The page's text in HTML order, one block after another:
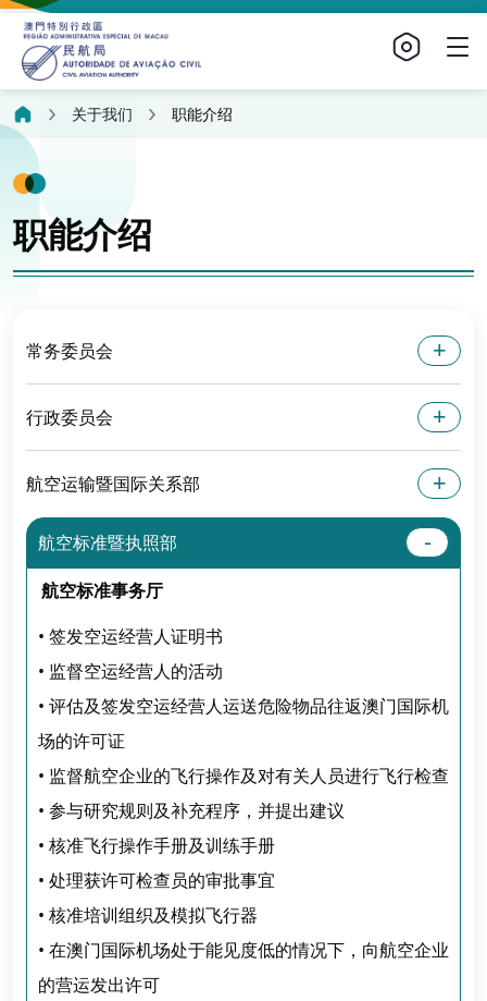
关于我们 职能介绍
职能介绍
常务委员会
行政委员会
航空运输暨国际关系部
航空标准暨执照部
航空标准事务厅
• 签发空运经营人证明书
• 监督空运经营人的活动
• 评估及签发空运经营人运送危险物品往返澳门国际机
场的许可证
• 监督航空企业的飞行操作及对有关人员进行飞行检查
• 参与研究规则及补充程序，并提出建议
• 核准飞行操作手册及训练手册
• 处理获许可检查员的审批事宜
• 核准培训组织及模拟飞行器
• 在澳门国际机场处于能见度低的情况下，向航空企业
的营运发出许可